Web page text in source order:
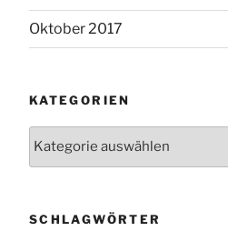
Oktober 2017
KATEGORIEN
SCHLAGWÖRTER